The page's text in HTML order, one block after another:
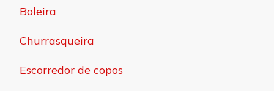
Boleira
Churrasqueira
Escorredor de copos